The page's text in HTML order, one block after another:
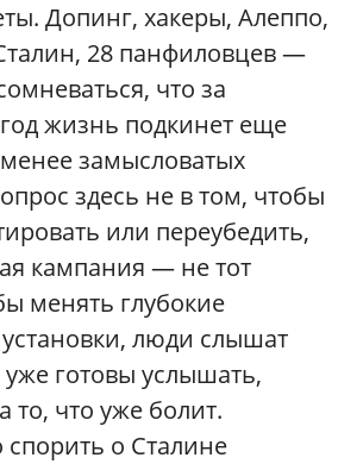
Допинг, хакеры, Алеппо,
28 панфиловцев —
что за
жизнь подкинет еще
менее замысловатых
здесь не в том, чтобы
или переубедить,
кампания — не тот
менять глубокие
люди слышат
готовы услышать,
то, что уже болит.
о Сталине